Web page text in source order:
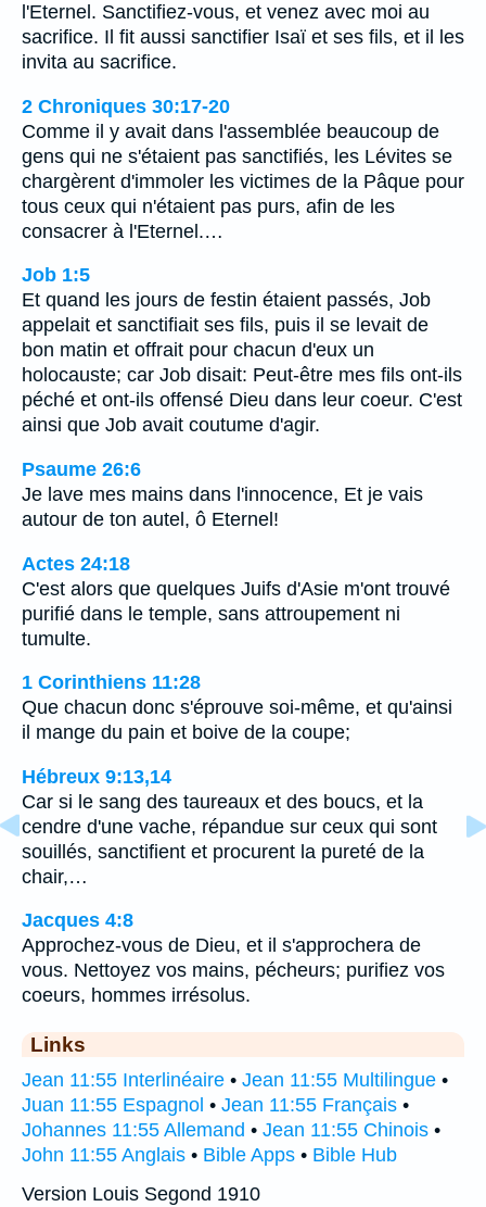
l'Eternel. Sanctifiez-vous, et venez avec moi au
sacrifice. Il fit aussi sanctifier Isaï et ses fils, et il les
invita au sacrifice.
2 Chroniques 30:17-20
Comme il y avait dans l'assemblée beaucoup de
gens qui ne s'étaient pas sanctifiés, les Lévites se
chargèrent d'immoler les victimes de la Pâque pour
tous ceux qui n'étaient pas purs, afin de les
consacrer à l'Eternel.…
Job 1:5
Et quand les jours de festin étaient passés, Job
appelait et sanctifiait ses fils, puis il se levait de
bon matin et offrait pour chacun d'eux un
holocauste; car Job disait: Peut-être mes fils ont-ils
péché et ont-ils offensé Dieu dans leur coeur. C'est
ainsi que Job avait coutume d'agir.
Psaume 26:6
Je lave mes mains dans l'innocence, Et je vais
autour de ton autel, ô Eternel!
Actes 24:18
C'est alors que quelques Juifs d'Asie m'ont trouvé
purifié dans le temple, sans attroupement ni
tumulte.
1 Corinthiens 11:28
Que chacun donc s'éprouve soi-même, et qu'ainsi
il mange du pain et boive de la coupe;
Hébreux 9:13,14
Car si le sang des taureaux et des boucs, et la
cendre d'une vache, répandue sur ceux qui sont
souillés, sanctifient et procurent la pureté de la
chair,…
Jacques 4:8
Approchez-vous de Dieu, et il s'approchera de
vous. Nettoyez vos mains, pécheurs; purifiez vos
coeurs, hommes irrésolus.
Links
Jean 11:55 Interlinéaire • Jean 11:55 Multilingue •
Juan 11:55 Espagnol • Jean 11:55 Français •
Johannes 11:55 Allemand • Jean 11:55 Chinois •
John 11:55 Anglais • Bible Apps • Bible Hub
Version Louis Segond 1910